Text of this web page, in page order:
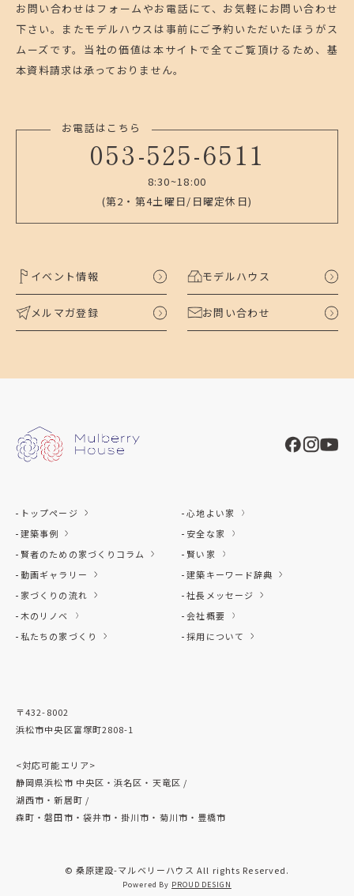
お問い合わせはフォームやお電話にて、お気軽にお問い合わせ
下さい。 またモデルハウスは事前にご予約いただいたほうがス
ムーズです。 当社の価値は本サイトで全てご覧頂けるため、基
本資料請求は承っておりません。
お電話はこちら
053-525-6511
8:30~18:00
(第2・第4土曜日/日曜定休日)
イベント情報 モデルハウス
メルマガ登録 お問い合わせ
トップページ
建築事例
賢者のための家づくりコラム
動画ギャラリー
家づくりの流れ
木のリノベ
私たちの家づくり
心地よい家
安全な家
賢い家
建築キーワード辞典
社長メッセージ
会社概要
採用について
〒432-8002
浜松市中央区富塚町2808-1
<対応可能エリア>
静岡県浜松市 中央区・浜名区・天竜区 /
湖西市・新居町 /
森町・磐田市・袋井市・掛川市・菊川市・豊橋市
© 桑原建設-マルベリーハウス All rights Reserved.
Powered By PROUD DESIGN